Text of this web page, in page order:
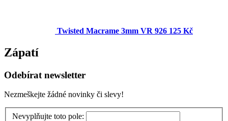
Twisted Macrame 3mm VR 926 125 Kč
Zápatí
Odebírat newsletter
Nezmeškejte žádné novinky či slevy!
Nevyplňujte toto pole: